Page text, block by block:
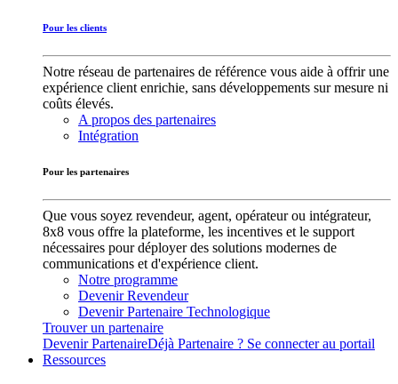
Pour les clients
Notre réseau de partenaires de référence vous aide à offrir une
expérience client enrichie, sans développements sur mesure ni
coûts élevés.
A propos des partenaires
Intégration
Pour les partenaires
Que vous soyez revendeur, agent, opérateur ou intégrateur,
8x8 vous offre la plateforme, les incentives et le support
nécessaires pour déployer des solutions modernes de
communications et d'expérience client.
Notre programme
Devenir Revendeur
Devenir Partenaire Technologique
Trouver un partenaire
Devenir PartenaireDéjà Partenaire ? Se connecter au portail
Ressources